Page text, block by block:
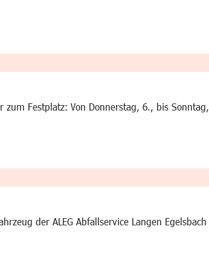
Festplatz: Von Donnerstag, 6., bis
der ALEG Abfallservice Langen